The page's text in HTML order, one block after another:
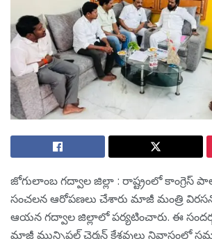
జోగులాంబ గ‌ద్వాల జిల్లా : రాష్ట్రంలో కాంగ్రెస్
సంచ‌ల‌న ఆరోప‌ణ‌లు చేశారు మాజీ మంత్రి
ఆయ‌న గ‌ద్వాల జిల్లాలో ప‌ర్య‌టించారు. ఈ
మాజీ మున్సిపల్ చైర్మన్ కేశవులు నివాసంలో